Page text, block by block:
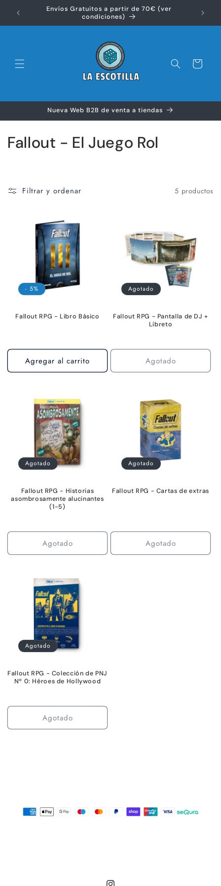
directamenteEnvíos Gratuitos a partir de 70€ (ver
condiciones)
Carrito
Nueva Web B2B de venta a tiendas
C
Fallout - El Juego Rol
Filtrar y ordenar 5 productos
- 5%
Fallout RPG - Libro Básico
Agregar al carrito
Agotado
Fallout RPG - Pantalla de DJ +
Libreto
Agotado
Agotado
Fallout RPG - Historias
asombrosamente alucinantes
(1-5)
Agotado
Agotado
Fallout RPG - Cartas de extras
Agotado
Agotado
Fallout RPG - Colección de PNJ
Nº 0: Héroes de Hollywood
Agotado